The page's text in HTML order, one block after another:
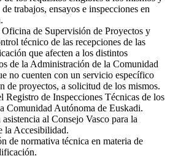
trabajos, ensayos e inspecciones en
de Supervisión de Proyectos y
técnico de las recepciones de las
que afecten a los distintos
de la Administración de la Comunidad
no cuenten con un servicio específico
de proyectos, a solicitud de los mismos.
Registro de Inspecciones Técnicas de los
Comunidad Autónoma de Euskadi.
al Consejo Vasco para la
la Accesibilidad.
de normativa técnica en materia de